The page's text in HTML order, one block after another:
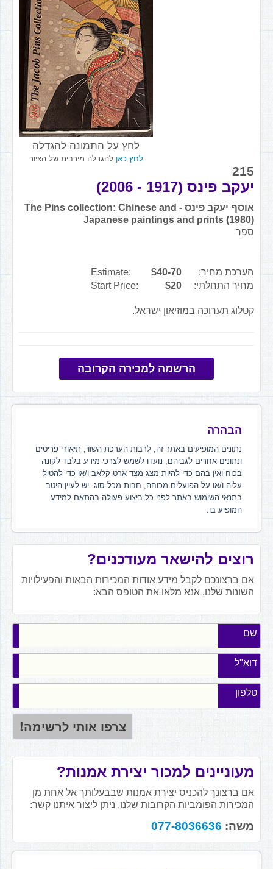
לחץ על התמונה להגדלה
לחץ כאן להגדלה מירבית של הציור
215
יעקב פינס (1917 - 2006)
אוסף יעקב פינס - The Pins collection: Chinese and
Japanese paintings and prints (1980)
ספר
הערכת מחיר: $40-70
Estimate:
מחיר התחלתי:
$20
Start Price:
קטלוג תערוכה במוזיאון ישראל.
הרשמה למכירה הקרובה
הבהרה
נתונים המופיעים באתר זה, לרבות הערכת השווי, תיאורי פריטים
ונתונים אחרים לגביהם, נועדו לשמש לצרכי מידע בלבד לקונה
בכוח ואין בהם כדי להיות מצג מצד ארט קלאב ו/או כדי להטיל
עליה ו/או על הפועלים מכוחה, חבות מכל סוג. יש לעיין היטב
בתנאי השימוש באתר לפני כל ביצוע פעולה בהתאם למידע
המופיע בו.
רוצים להישאר מעודכנים?
אם ברצונכם לקבל מידע אודות המכירות הבאות והפעילויות
השונות שלנו, אנא מלאו את הטופס הבא:
שם
דוא"ל
טלפון
מעוניינים למכור יצירת אמנות?
אם ברצונך להכניס יצירת אמנות שבבעלותך אל אחת מן
המכירות הפומביות הקרובות שלנו, ניתן ליצור איתנו קשר:
משה: 077-8036636